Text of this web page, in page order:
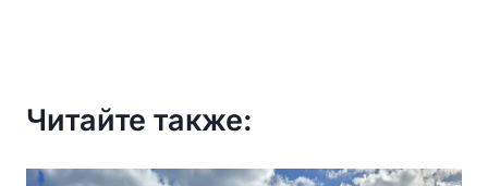
Читайте также: